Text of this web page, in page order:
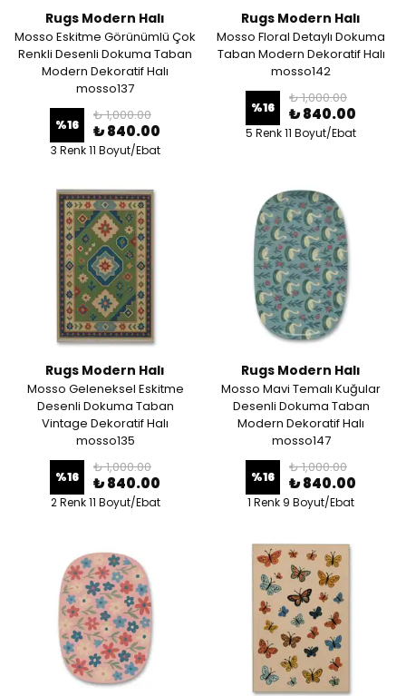
Rugs Modern Halı
Mosso Eskitme Görünümlü Çok
Renkli Desenli Dokuma Taban
Modern Dekoratif Halı
mosso137
%16
₺ 1,000.00
₺ 840.00
3 Renk 11 Boyut/Ebat
Rugs Modern Halı
Mosso Floral Detaylı Dokuma
Taban Modern Dekoratif Halı
mosso142
%16
₺ 1,000.00
₺ 840.00
5 Renk 11 Boyut/Ebat
Rugs Modern Halı
Mosso Geleneksel Eskitme
Desenli Dokuma Taban
Vintage Dekoratif Halı
mosso135
%16
₺ 1,000.00
₺ 840.00
2 Renk 11 Boyut/Ebat
Rugs Modern Halı
Mosso Mavi Temalı Kuğular
Desenli Dokuma Taban
Modern Dekoratif Halı
mosso147
%16
₺ 1,000.00
₺ 840.00
1 Renk 9 Boyut/Ebat